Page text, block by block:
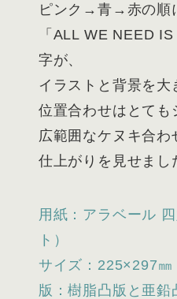
ピンク→青→赤の順
「ALL WE NEED
字が、
イラストと背景を
位置合わせはとても
広範囲なケヌキ合
仕上がりを見せまし
用紙：アラベール
ト）
サイズ：225×297㎜
版：樹脂凸版と亜鉛